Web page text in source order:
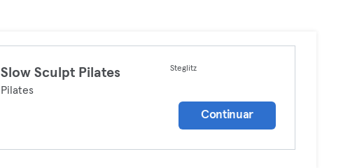
Slow Sculpt Pilates
Pilates
Steglitz
Continuar